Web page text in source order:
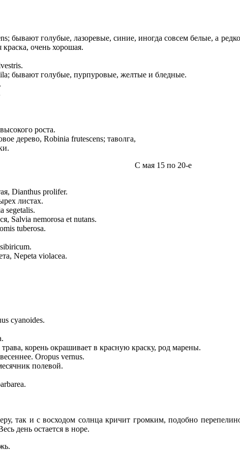
бывают голубые, лазоревые, синие, иногда совсем белые, а
краска, очень хорошая.
бывают голубые, пурпуровые, желтые и бледные.
роста.
дерево, Robinia frutescens; таволга,
С мая 15 по 20-е
Dianthus prolifer.
листах.
segetalis.
Salvia nemorosa et nutans.
tuberosa.
Nepeta violacea.
cyanoides.
корень окрашивает в красную краску, род марены.
Oropus vernus.
полевой.
так и с восходом солнца кричит громким, подобно
день остается в норе.